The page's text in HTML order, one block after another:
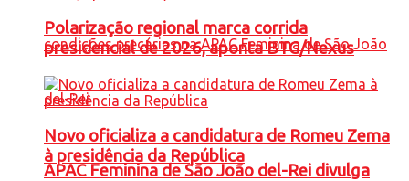
APAC Feminina de São João del-Rei divulga
Polarização regional marca corrida
presidencial de 2026, aponta BTG/Nexus
Novo oficializa a candidatura de Romeu Zema
à presidência da República